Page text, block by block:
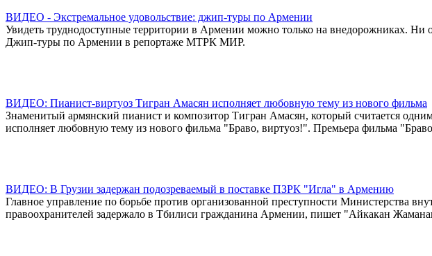
ВИДЕО - Экстремальное удовольствие: джип-туры по Армении
Увидеть труднодоступные территории в Армении можно только на внедорожниках. Ни
Джип-туры по Армении в репортаже МТРК МИР.
ВИДЕО: Пианист-виртуоз Тигран Амасян исполняет любовную тему из нового фильма
Знаменитый армянский пианист и композитор Тигран Амасян, который считается
исполняет любовную тему из нового фильма "Браво, виртуоз!". Премьера фильма
ВИДЕО: В Грузии задержан подозреваемый в поставке ПЗРК "Игла" в Армению
Главное управление по борьбе против организованной преступности Министерства
правоохранителей задержало в Тбилиси гражданина Армении, пишет "Айкакан